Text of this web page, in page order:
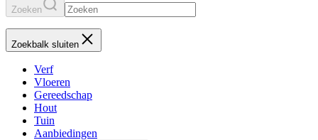
Zoeken
Zoekbalk sluiten
Verf
Vloeren
Gereedschap
Hout
Tuin
Aanbiedingen